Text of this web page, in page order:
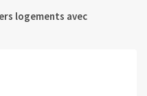
logements avec